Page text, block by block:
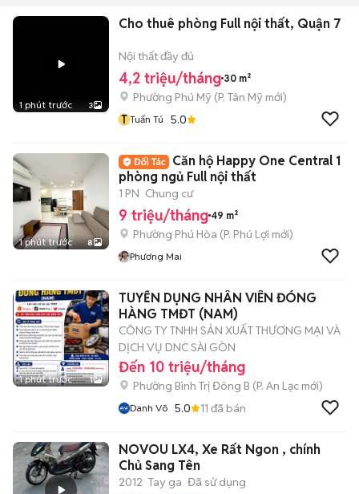
1 phút trước 3
Cho thuê phòng Full nội thất, Quận 7
Nội thất đầy đủ
4,2 triệu/tháng 30 m²
Phường Phú Mỹ (P. Tân Mỹ mới)
T Tuấn Tú 5.0
1 phút trước 8
Căn hộ Happy One Central 1
phòng ngủ Full nội thất
1 PN Chung cư
9 triệu/tháng 49 m²
Phường Phú Hòa (P. Phú Lợi mới)
Phương Mai
1 phút trước 1
TUYỂN DỤNG NHÂN VIÊN ĐÓNG
HÀNG TMĐT (NAM)
CÔNG TY TNHH SẢN XUẤT THƯƠNG MẠI VÀ
DỊCH VỤ DNC SÀI GÒN
Đến 10 triệu/tháng
Phường Bình Trị Đông B (P. An Lạc mới)
Danh Võ 5.0 11 đã bán
NOVOU LX4, Xe Rất Ngon , chính
Chủ Sang Tên
2012 Tay ga Đã sử dụng